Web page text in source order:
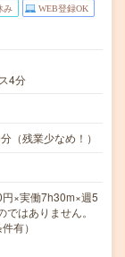
み WEB登録OK
4分
（残業少なめ！）
×実働7h30m×週5
はありません。
有）